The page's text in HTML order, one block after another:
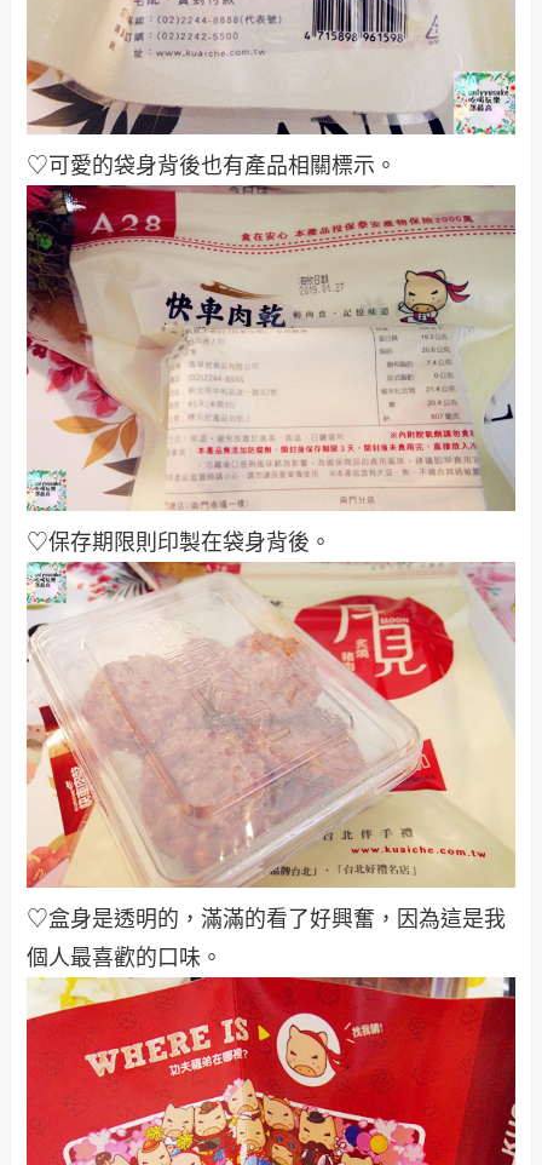
♡可愛的袋身背後也有產品相關標示。
♡保存期限則印製在袋身背後。
♡盒身是透明的，滿滿的看了好興奮，因為這是我
個人最喜歡的口味。